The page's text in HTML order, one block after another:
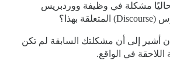
حاليًا مشكلة في وظيفة ووردبريس
أن أشير إلى أن مشكلتك السابقة لم تكن
اللاحقة في الواقع.